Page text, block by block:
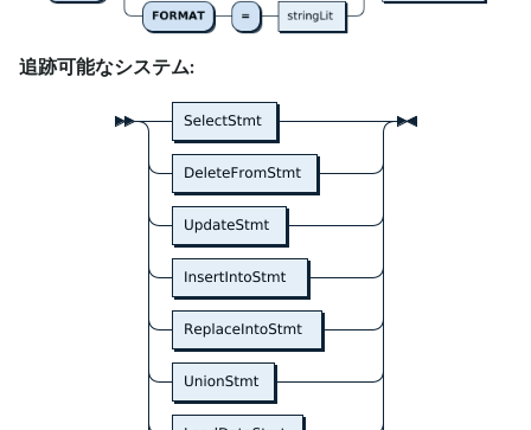
追跡可能なシステム: